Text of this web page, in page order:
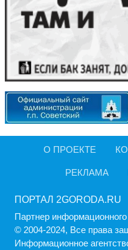
О ПРОЕКТЕ
РЕКЛАМА
ПОРТАЛ 2GORODA.RU
Партнер информационного
© 2004-2024, Все права
Информационное